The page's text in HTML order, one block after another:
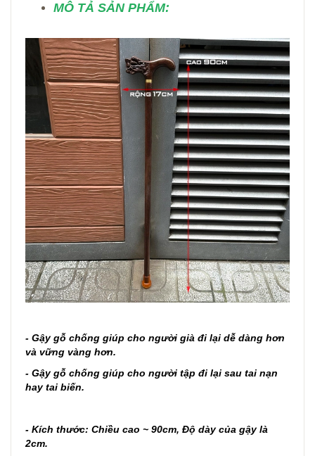
MÔ TẢ SẢN PHẨM:
- Gậy gỗ chống giúp cho người già đi lại dễ dàng hơn
và vững vàng hơn.
- Gậy gỗ chống giúp cho người tập đi lại sau tai nạn
hay tai biến.
- Kích thước: Chiều cao ~ 90cm, Độ dày của gậy là
2cm.